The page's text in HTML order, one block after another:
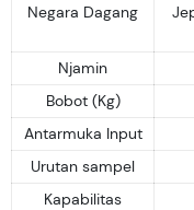
Negara Dagang
Njamin
Bobot (Kg)
Antarmuka Input
Urutan sampel
Kapabilitas